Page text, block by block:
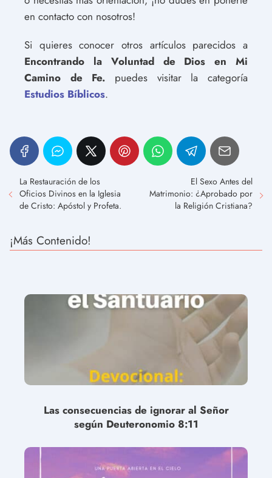
en contacto con nosotros!
Si quieres conocer otros artículos parecidos a
Encontrando la Voluntad de Dios en Mi
Camino de Fe. puedes visitar la categoría
Estudios Bíblicos.
La Restauración de los
Oficios Divinos en la Iglesia
de Cristo: Apóstol y Profeta.
El Sexo Antes del
Matrimonio: ¿Aprobado por
la Religión Cristiana?
¡Más Contenido!
Las consecuencias de ignorar al Señor
según Deuteronomio 8:11